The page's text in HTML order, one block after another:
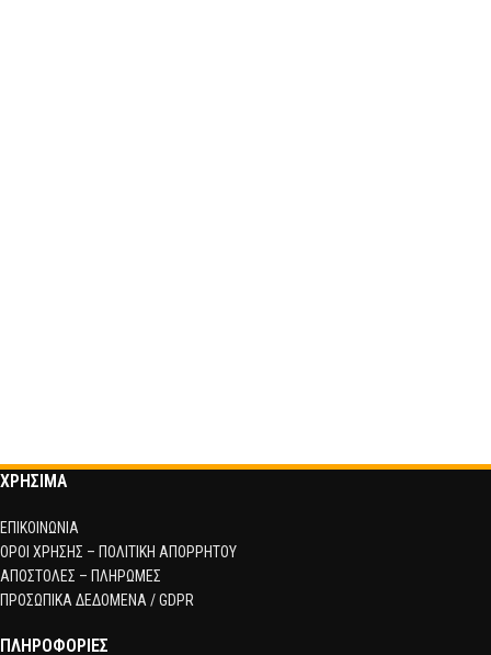
ΧΡΗΣΙΜΑ
ΕΠΙΚΟΙΝΩΝΙΑ
ΟΡΟΙ ΧΡΗΣΗΣ – ΠΟΛΙΤΙΚΗ ΑΠΟΡΡΗΤΟΥ
ΑΠΟΣΤΟΛΕΣ – ΠΛΗΡΩΜΕΣ
ΠΡΟΣΩΠΙΚΑ ΔΕΔΟΜΕΝΑ / GDPR
ΠΛΗΡΟΦΟΡΙΕΣ